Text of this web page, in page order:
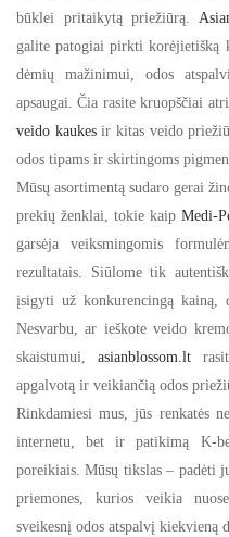
būklei pritaikytą priežiūrą.
galite patogiai pirkti korėjietišką
dėmių mažinimui, odos
apsaugai. Čia rasite kruopščiai
veido kaukesir kitas veido
odos tipams ir skirtingoms
Mūsų asortimentą sudaro gerai
prekių ženklai, tokie kaipMedi-
garsėja veiksmingomis
rezultatais. Siūlome tik
įsigyti už konkurencingą kainą,
Nesvarbu, ar ieškote veido
skaistumui,asianblossom.lt
apgalvotą ir veikiančią odos
Rinkdamiesi mus, jūs renkatės
internetu, bet ir patikimą K-
poreikiais. Mūsų tikslas – padėti
priemones, kurios veikia
sveikesnį odos atspalvį kiekvieną